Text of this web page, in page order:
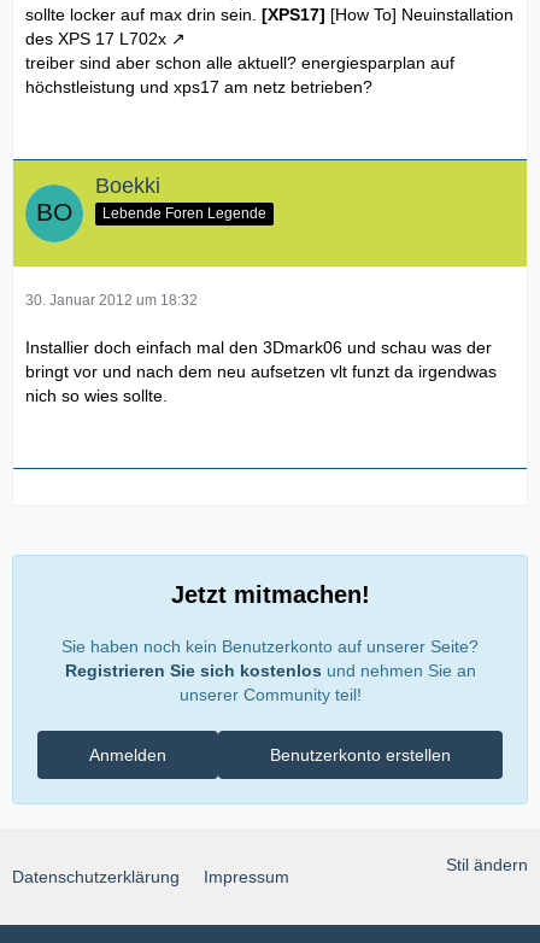
sollte locker auf max drin sein. [XPS17] [How To] Neuinstallation
des XPS 17 L702x
treiber sind aber schon alle aktuell? energiesparplan auf
höchstleistung und xps17 am netz betrieben?
Boekki
Lebende Foren Legende
30. Januar 2012 um 18:32
Installier doch einfach mal den 3Dmark06 und schau was der
bringt vor und nach dem neu aufsetzen vlt funzt da irgendwas
nich so wies sollte.
Jetzt mitmachen!
Sie haben noch kein Benutzerkonto auf unserer Seite?
Registrieren Sie sich kostenlos und nehmen Sie an
unserer Community teil!
Benutzerkonto erstellen
Anmelden
Stil ändern
Datenschutzerklärung Impressum